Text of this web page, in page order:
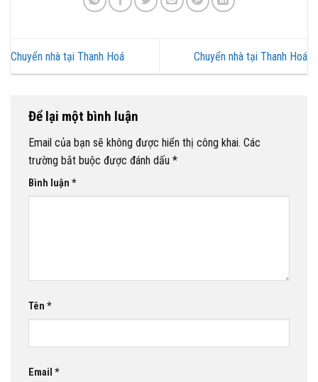
Chuyển nhà tại Thanh Hoá Chuyển nhà tại Thanh Hoá
Để lại một bình luận
Email của bạn sẽ không được hiển thị công khai. Các
trường bắt buộc được đánh dấu *
Bình luận *
Tên *
Email *